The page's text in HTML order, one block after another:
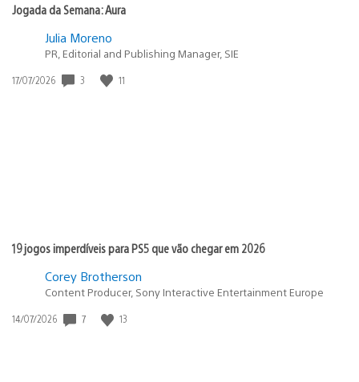
Jogada da Semana: Aura
Julia Moreno
PR, Editorial and Publishing Manager, SIE
Data
17/07/2026 3 11
19 jogos imperdíveis para PS5 que vão chegar em 2026
Corey Brotherson
Content Producer, Sony Interactive Entertainment Europe
Data
14/07/2026 7 13